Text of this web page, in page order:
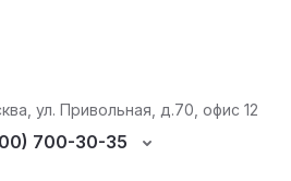
ул. Привольная, д.70, офис 12
700-30-35